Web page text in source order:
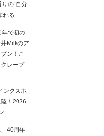
の“自分
れる
年で初の
Milkのア
ン！こ
レープ
ンクスホ
！2026
」40周年